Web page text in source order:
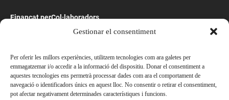
Gestionar el consentiment
Per oferir les millors experiències, utilitzem tecnologies com ara galetes per
emmagatzemar i/o accedir a la informació del dispositiu. Donar el consentiment a
aquestes tecnologies ens permetrà processar dades com ara el comportament de
navegació o identificadors únics en aquest lloc. No consentir o retirar el consentiment,
pot afectar negativament determinades característiques i funcions.
Finançat perCol·laboradors